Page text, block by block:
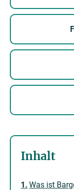
Inhalt
Was ist